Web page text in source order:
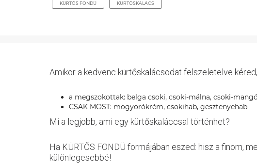
KÜRTŐS FONDÜ KÜRTŐSKALÁCS
Amikor a kedvenc kürtőskalácsodat felszeletelve
a megszokottak: belga csoki, csoki-málna, csoki-mangó
CSAK MOST: mogyorókrém, csokihab, gesztenyehab
Mi a legjobb, ami egy kürtőskaláccsal történhet?
Ha KÜRTŐS FONDÜ formájában eszed: hisz a finom,
különlegesebbé!